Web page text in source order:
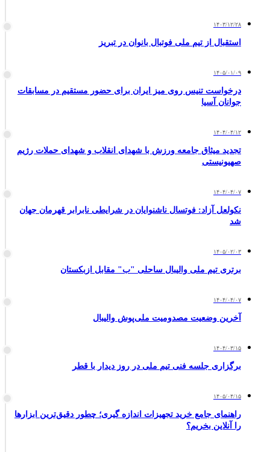
۱۴۰۳/۱۲/۲۸
استقبال از تیم ملی فوتبال بانوان در تبریز
۱۴۰۵/۰۱/۰۹
درخواست تنیس روی میز ایران برای حضور مستقیم در مسابقات
جوانان آسیا
۱۴۰۴/۰۴/۱۲
تجدید میثاق جامعه ورزش با شهدای انقلاب و شهدای حملات رژیم
صهیونیستی
۱۴۰۴/۰۴/۰۷
نکولعل آزاد: فوتسال ناشنوایان در شرایطی نابرابر قهرمان جهان
شد
۱۴۰۵/۰۲/۰۳
برتری تیم ملی والیبال ساحلی "ب" مقابل ازبکستان
۱۴۰۴/۰۴/۰۷
آخرین وضعیت مصدومیت ملی‌پوش والیبال
۱۴۰۴/۰۳/۱۵
برگزاری جلسه فنی تیم ملی در روز دیدار با قطر
۱۴۰۵/۰۴/۱۵
راهنمای جامع خرید تجهیزات اندازه گیری؛ چطور دقیق‌ترین ابزارها
را آنلاین بخریم؟